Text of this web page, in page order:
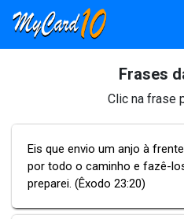
Frases
Clic na frase
Eis que envio um anjo à
por todo o caminho e fazê-
preparei. (Êxodo 23:20)